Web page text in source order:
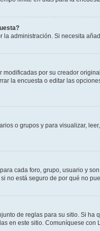
administración. Si necesita
por su creador
la encuesta o editar las
o grupos y para visualizar,
cada foro, grupo, usuario y
no está seguro de por qué no
de reglas para su sitio. Si
en este sitio. Comuníquese